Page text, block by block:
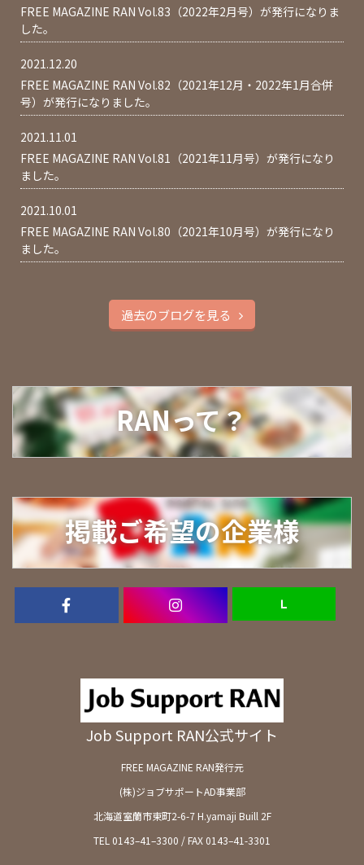
FREE MAGAZINE RAN Vol.83（2022年2月号）が発行になりま
した。
2021.12.20
FREE MAGAZINE RAN Vol.82（2021年12月・2022年1月合併
号）が発行になりました。
2021.11.01
FREE MAGAZINE RAN Vol.81（2021年11月号）が発行になり
ました。
2021.10.01
FREE MAGAZINE RAN Vol.80（2021年10月号）が発行になり
ました。
過去のブログを見る
RANって？
掲載ご希望の企業様
Ｌ
Job Support RAN公式サイト
FREE MAGAZINE RAN発行元
(株)ジョブサポートAD事業部
北海道室蘭市東町2-6-7 H.yamaji Buill 2F
TEL 0143–41–3300 / FAX 0143–41-3301